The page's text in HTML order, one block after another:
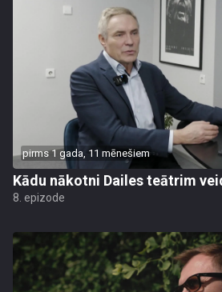
pirms 1 gada, 11 mēnešiem
Kādu nākotni Dailes teātrim
8. epizode